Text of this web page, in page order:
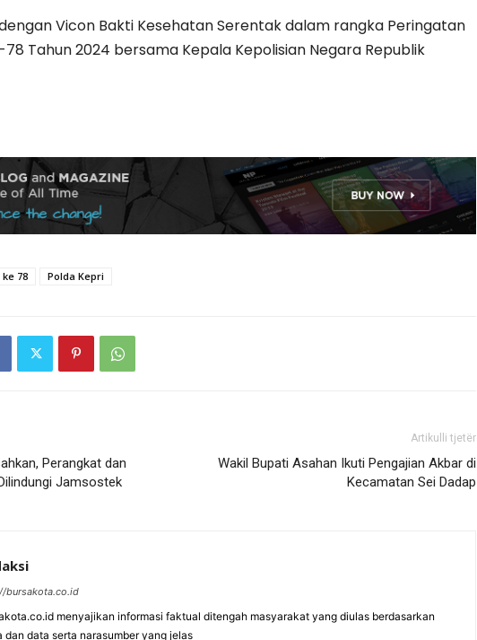
Vicon Bakti Kesehatan Serentak dalam rangka Peringatan
Tahun 2024 bersama Kepala Kepolisian Negara Republik
78 Polda Kepri
Perangkat dan
Jamsostek
Artikulli tjetër
Wakil Bupati Asahan Ikuti Pengajian Akbar di
Kecamatan Sei Dadap
bursakota.co.id
menyajikan informasi faktual ditengah masyarakat yang diulas berdasarkan
dan data serta narasumber yang jelas